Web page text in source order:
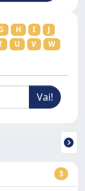
H I
J
U V
W
3